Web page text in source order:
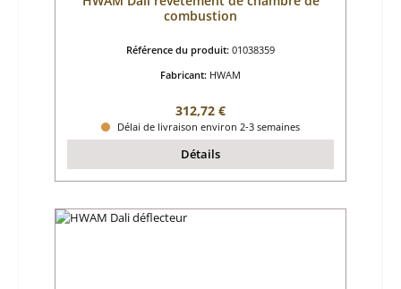
combustion
Référence du produit: 01038359
Fabricant: HWAM
Prix régulier :
312,72 €
Délai de livraison environ 2-3 semaines
Détails